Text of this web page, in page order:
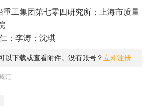
重工集团第七零四研究所；上海市质量
；李涛；沈琪
以下载或查看附件。没有账号？ 立即注册
范